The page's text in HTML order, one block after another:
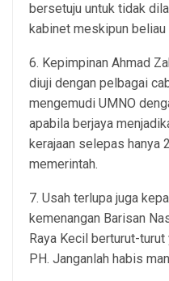
bersetuju untuk tidak
kabinet meskipun
6. Kepimpinan Ahmad
diuji dengan pelbagai
mengemudi UMNO
apabila berjaya
kerajaan selepas hanya
memerintah.
7. Usah terlupa juga
kemenangan Barisan
Raya Kecil berturut-
PH. Janganlah habis